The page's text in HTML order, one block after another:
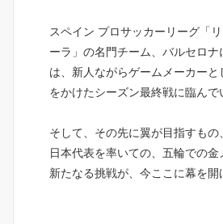
スペイン プロサッカーリーグ「
ーラ」の名門チーム、バルセロナ
は、新人ながらゲームメーカーと
をかけたシーズン最終戦に臨んで
そして、その先に翼が目指すもの
日本代表を率いての、五輪での
新たなる挑戦が、今ここに幕を開